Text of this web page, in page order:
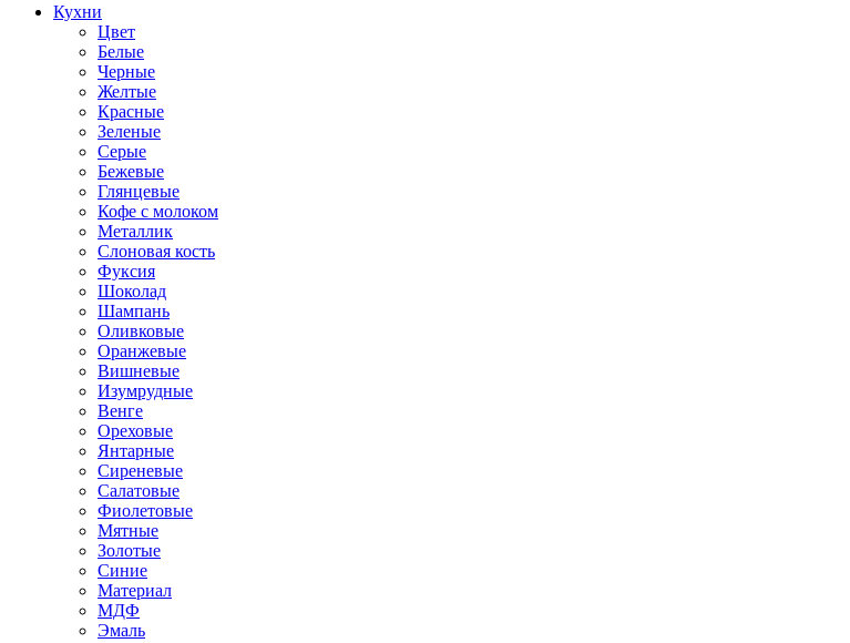
Кухни
Цвет
Белые
Черные
Желтые
Красные
Зеленые
Серые
Бежевые
Глянцевые
Кофе с молоком
Металлик
Слоновая кость
Фуксия
Шоколад
Шампань
Оливковые
Оранжевые
Вишневые
Изумрудные
Венге
Ореховые
Янтарные
Сиреневые
Салатовые
Фиолетовые
Мятные
Золотые
Синие
Материал
МДФ
Эмаль